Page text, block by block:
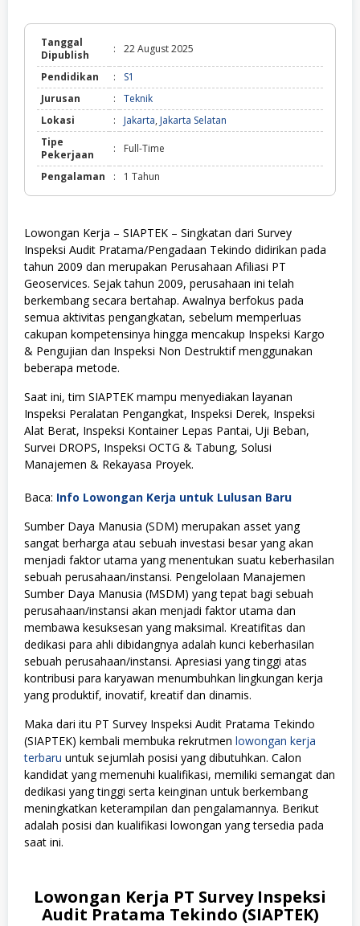
Tanggal
Dipublish
: 22 August 2025
Pendidikan :
S1
Jurusan
:
Teknik
Lokasi
: Jakarta, Jakarta Selatan
Tipe
Pekerjaan
: Full-Time
Pengalaman : 1 Tahun
Lowongan Kerja – SIAPTEK – Singkatan dari Survey
Inspeksi Audit Pratama/Pengadaan Tekindo didirikan pada
tahun 2009 dan merupakan Perusahaan Afiliasi PT
Geoservices. Sejak tahun 2009, perusahaan ini telah
berkembang secara bertahap. Awalnya berfokus pada
semua aktivitas pengangkatan, sebelum memperluas
cakupan kompetensinya hingga mencakup Inspeksi Kargo
& Pengujian dan Inspeksi Non Destruktif menggunakan
beberapa metode.
Saat ini, tim SIAPTEK mampu menyediakan layanan
Inspeksi Peralatan Pengangkat, Inspeksi Derek, Inspeksi
Alat Berat, Inspeksi Kontainer Lepas Pantai, Uji Beban,
Survei DROPS, Inspeksi OCTG & Tabung, Solusi
Manajemen & Rekayasa Proyek.
Baca: Info Lowongan Kerja untuk Lulusan Baru
Sumber Daya Manusia (SDM) merupakan asset yang
sangat berharga atau sebuah investasi besar yang akan
menjadi faktor utama yang menentukan suatu keberhasilan
sebuah perusahaan/instansi. Pengelolaan Manajemen
Sumber Daya Manusia (MSDM) yang tepat bagi sebuah
perusahaan/instansi akan menjadi faktor utama dan
membawa kesuksesan yang maksimal. Kreatifitas dan
dedikasi para ahli dibidangnya adalah kunci keberhasilan
sebuah perusahaan/instansi. Apresiasi yang tinggi atas
kontribusi para karyawan menumbuhkan lingkungan kerja
yang produktif, inovatif, kreatif dan dinamis.
Maka dari itu PT Survey Inspeksi Audit Pratama Tekindo
(SIAPTEK) kembali membuka rekrutmen lowongan kerja
terbaru untuk sejumlah posisi yang dibutuhkan. Calon
kandidat yang memenuhi kualifikasi, memiliki semangat dan
dedikasi yang tinggi serta keinginan untuk berkembang
meningkatkan keterampilan dan pengalamannya. Berikut
adalah posisi dan kualifikasi lowongan yang tersedia pada
saat ini.
Lowongan Kerja PT Survey Inspeksi
Audit Pratama Tekindo (SIAPTEK)